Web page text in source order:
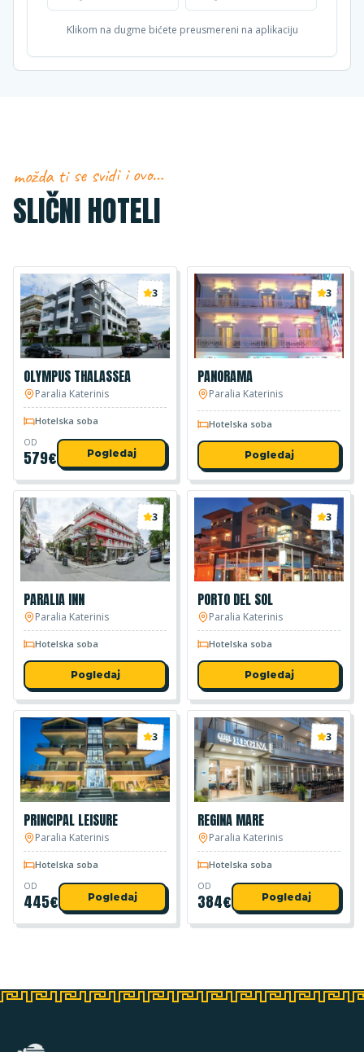
Klikom na dugme bićete preusmereni na aplikaciju
možda ti se svidi i ovo…
SLIČNI HOTELI
3
OLYMPUS THALASSEA
Paralia Katerinis
Hotelska soba
OD
579€ Pogledaj
3
PANORAMA
Paralia Katerinis
Hotelska soba
Pogledaj
3
PARALIA INN
Paralia Katerinis
Hotelska soba
Pogledaj
3
PORTO DEL SOL
Paralia Katerinis
Hotelska soba
Pogledaj
3
PRINCIPAL LEISURE
Paralia Katerinis
Hotelska soba
OD
445€ Pogledaj
3
REGINA MARE
Paralia Katerinis
Hotelska soba
OD
384€ Pogledaj